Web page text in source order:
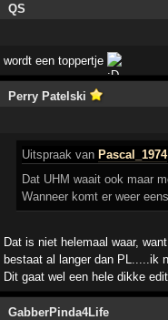
QS
wordt een toppertje
Perry Patelski
Uitspraak van Pascal_1974
Dat UHM waait ook maar
Wanneer komt er weer
Dat is niet helemaal waar,
bestaat al langer dan PL.....ik
Dit gaat wel een hele dikke
GabberPinda4Life